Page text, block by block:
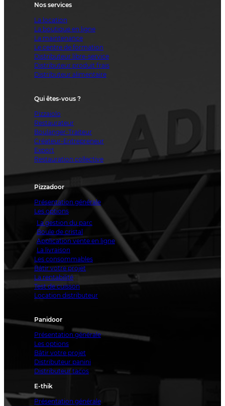
Nos services
La location
La boutique en ligne
La maintenance
Le centre de formation
Distributeur libre-service
Distributeur produit frais
Distributeur alimentaire
Qui êtes-vous ?
Pizzaiolo
Restaurateur
Boulanger-Traiteur
Créateur-Entrepreneur
Export
Restauration collective
Pizzadoor
Présentation générale
Les options
La gestion du parc
Boule de cristal
Application vente en ligne
La livraison
Les consommables
Bâtir votre projet
La rentabilité
Test de cuisson
Location distributeur
Panidoor
Présentation générale
Les options
Bâtir votre projet
Distributeur panini
Distributeur tacos
E-thik
Présentation générale